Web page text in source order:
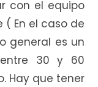
con el equipo
En el caso de
general es un
30 y 60
Hay que tener